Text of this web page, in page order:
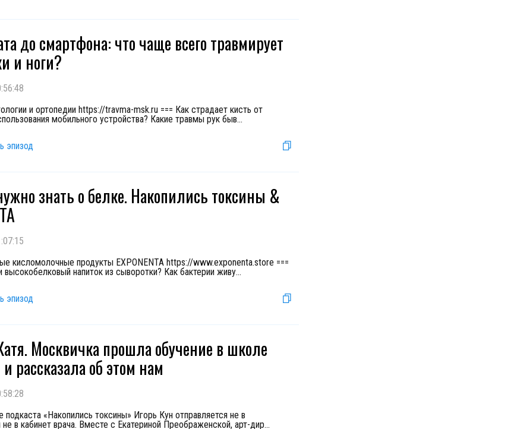
до смартфона: что чаще всего травмирует
и ноги?
и ортопедии https://travma-msk.ru === Как страдает кисть от
мобильного устройства? Какие травмы рук быв...
эпизод
знать о белке. Накопились токсины &
кисломолочные продукты EXPONENTA https://www.exponenta.store ===
высокобелковый напиток из сыворотки? Как бактерии живу...
эпизод
Москвичка прошла обучение в школе
рассказала об этом нам
подкаста «Накопились токсины» Игорь Кун отправляется не в
в кабинет врача. Вместе с Екатериной Преображенской, арт-дир...